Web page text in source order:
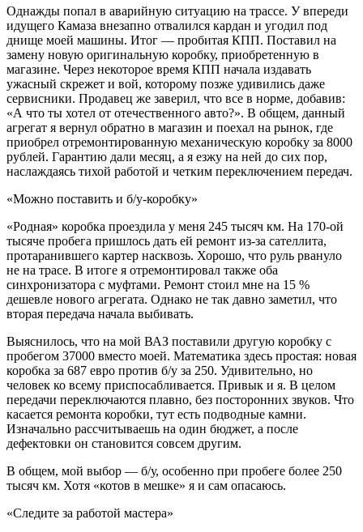
Однажды попал в аварийную ситуацию на трассе. У впереди
идущего Камаза внезапно отвалился кардан и угодил под
днище моей машины. Итог — пробитая КПП. Поставил на
замену новую оригинальную коробку, приобретенную в
магазине. Через некоторое время КПП начала издавать
ужасный скрежет и вой, которому позже удивились даже
сервисники. Продавец же заверил, что все в норме, добавив:
«А что ты хотел от отечественного авто?». В общем, данный
агрегат я вернул обратно в магазин и поехал на рынок, где
приобрел отремонтированную механическую коробку за 8000
рублей. Гарантию дали месяц, а я езжу на ней до сих пор,
наслаждаясь тихой работой и четким переключением передач.
«Можно поставить и б/у-коробку»
«Родная» коробка проездила у меня 245 тысяч км. На 170-ой
тысяче пробега пришлось дать ей ремонт из-за сателлита,
протаранившего картер насквозь. Хорошо, что руль рвануло
не на трасе. В итоге я отремонтировал также оба
синхронизатора с муфтами. Ремонт стоил мне на 15 %
дешевле нового агрегата. Однако не так давно заметил, что
вторая передача начала выбивать.
Выяснилось, что на мой ВАЗ поставили другую коробку с
пробегом 37000 вместо моей. Математика здесь простая: новая
коробка за 687 евро против б/у за 250. Удивительно, но
человек ко всему приспосабливается. Привык и я. В целом
передачи переключаются плавно, без посторонних звуков. Что
касается ремонта коробки, тут есть подводные камни.
Изначально рассчитываешь на один бюджет, а после
дефектовки он становится совсем другим.
В общем, мой выбор — б/у, особенно при пробеге более 250
тысяч км. Хотя «котов в мешке» я и сам опасаюсь.
«Следите за работой мастера»